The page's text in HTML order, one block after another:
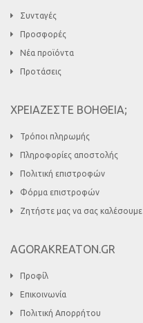
Συνταγές
Προσφορές
Νέα προϊόντα
Προτάσεις
ΧΡΕΙΑΖΕΣΤΕ ΒΟΗΘΕΙΑ;
Τρόποι πληρωμής
Πληροφορίες αποστολής
Πολιτική επιστροφών
Φόρμα επιστροφών
Ζητήστε μας να σας καλέσουμε
AGORAKREATON.GR
Προφίλ
Επικοινωνία
Πολιτική Απορρήτου